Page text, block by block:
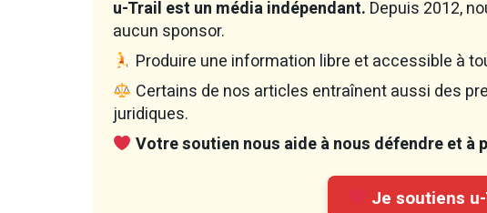
u-Trail est un média indépendant. Depuis 2012,
aucun sponsor.
Produire une information libre et accessible à
Certains de nos articles entraînent aussi des
juridiques.
Votre soutien nous aide à nous défendre et
Je soutiens